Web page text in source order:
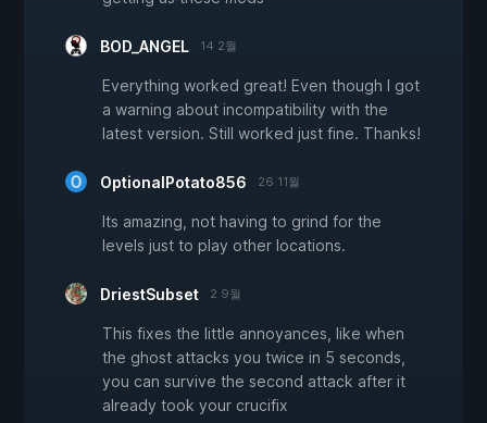
BOD_ANGEL 14 2월
Everything worked great! Even though I got
a warning about incompatibility with the
latest version. Still worked just fine. Thanks!
OptionalPotato856 26 11월
Its amazing, not having to grind for the
levels just to play other locations.
DriestSubset 2 9월
This fixes the little annoyances, like when
the ghost attacks you twice in 5 seconds,
you can survive the second attack after it
already took your crucifix